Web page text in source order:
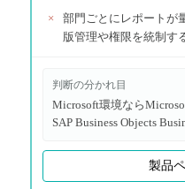
×
部門ごとにレポートが
版管理や権限を統制す
判断の分かれ目
Microsoft環境なら
SAP Business Objects
製品